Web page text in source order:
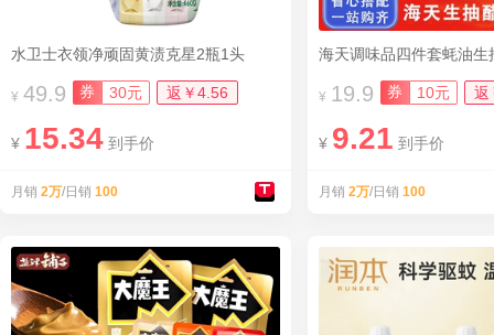
水卫士衣领净顽固黄渍克星2瓶1头
¥ 49.9 券 30元 返￥4.56
¥ 15.34 到手价
月销 2万/日销 100
¥ 19.9 券 10元 返
¥ 9.21 到手价
月销 2万/日销 100